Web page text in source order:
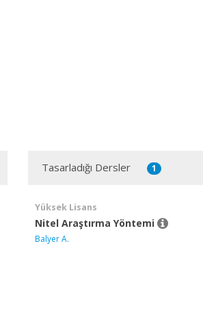
Tasarladığı Dersler 1
Yüksek Lisans
Nitel Araştırma Yöntemi
Balyer A.